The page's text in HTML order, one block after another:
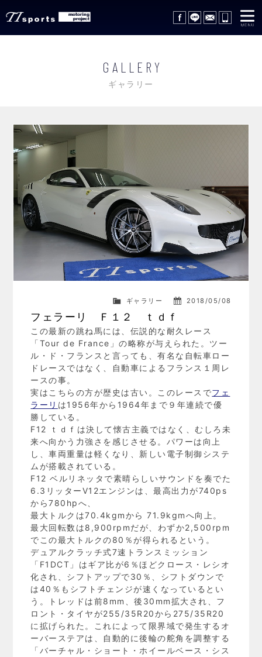
買取査定
ギャラリー
COMPANY
会社概要
GALLERY
ギャラリー
2018/05/08
ギャラリー
フェラーリ Ｆ１２ ｔｄｆ
この最新の跳ね馬には、伝説的な耐久レース
「Tour de France」の略称が与えられた。ツー
ル・ド・フランスと言っても、有名な自転車ロー
ドレースではなく、自動車によるフランス１周レ
ースの事。
実はこちらの方が歴史は古い。このレースでフェ
ラーリ は1956年から1964年まで９年連続で優
勝している。
F12 ｔｄｆは決して懐古主義ではなく、むしろ未
来へ向かう力強さを感じさせる。パワーは向上
し、車両重量は軽くなり、新しい電子制御システ
ムが搭載されている。
F12 ベルリネッタで素晴らしいサウンドを奏でた
6.3リッターV12エンジンは、最高出力が740ps
から780hpへ、
最大トルクは70.4kgmから 71.9kgmへ向上。
最大回転数は8,900rpmだが、わずか2,500rpm
でこの最大トルクの80％が得られるという。
デュアルクラッチ式7速トランスミッション
「F1DCT」はギア比が6％ほどクロース・レシオ
化され、シフトアップで30％、シフトダウンで
は40％もシフトチェンジが速くなっているとい
う。トレッドは前8mm、後30mm拡大され、フ
ロント・タイヤが255/35R20から275/35R20
に拡げられた。これによって限界域で発生するオ
ーバーステアは、自動的に後輪の舵角を調整する
「バーチャル・ショート・ホイールベース・シス